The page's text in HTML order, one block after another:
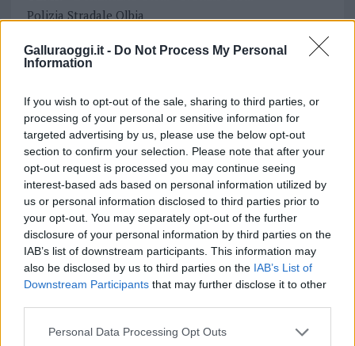
Galluraoggi.it - Do Not Process My Personal
Information
If you wish to opt-out of the sale, sharing to third parties, or
processing of your personal or sensitive information for
targeted advertising by us, please use the below opt-out
section to confirm your selection. Please note that after your
opt-out request is processed you may continue seeing
interest-based ads based on personal information utilized by
us or personal information disclosed to third parties prior to
your opt-out. You may separately opt-out of the further
disclosure of your personal information by third parties on the
IAB’s list of downstream participants. This information may
also be disclosed by us to third parties on the IAB’s List of
Downstream Participants that may further disclose it to other
Please note that this website/app uses one or more Google
Personal Data Processing Opt Outs
Polizia Stradale Olbia
Inviaci le tue segnalazioni,
Su WhatsApp al numero +39
345 356 7512
Notizie in tempo reale?
Entra nel canale telegram di
GalluraOggi.it